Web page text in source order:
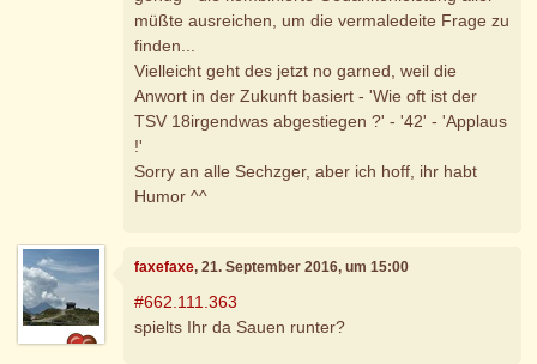
müßte ausreichen, um die vermaledeite Frage zu
finden...
Vielleicht geht des jetzt no garned, weil die
Anwort in der Zukunft basiert - 'Wie oft ist der
TSV 18irgendwas abgestiegen ?' - '42' - 'Applaus
!'
Sorry an alle Sechzger, aber ich hoff, ihr habt
Humor ^^
faxefaxe, 21. September 2016, um 15:00
#662.111.363
spielts Ihr da Sauen runter?